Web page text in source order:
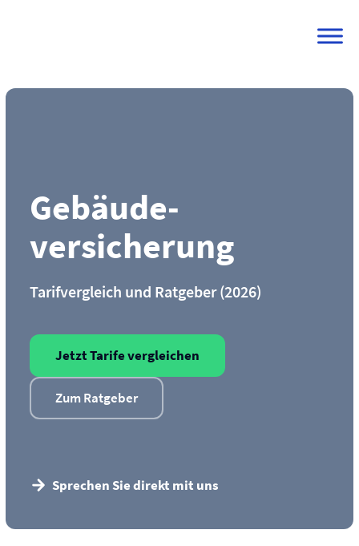
Gebäude­
versicherung
Tarifvergleich und Ratgeber (2026)
Jetzt Tarife vergleichen
Zum Ratgeber
Sprechen Sie direkt mit uns